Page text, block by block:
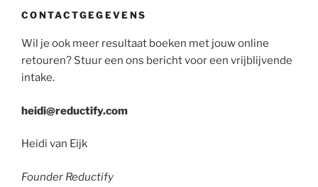
CONTACTGEGEVENS
Wil je ook meer resultaat boeken met jouw online
retouren? Stuur een ons bericht voor een vrijblijvende
intake.
heidi@reductify.com
Heidi van Eijk
Founder Reductify